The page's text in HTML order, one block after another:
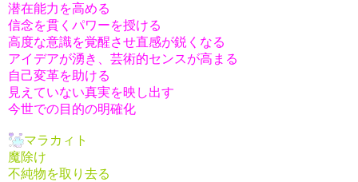
潜在能力を高める
信念を貫くパワーを授ける
高度な意識を覚醒させ直感が鋭くなる
アイデアが湧き、芸術的センスが高まる
自己変革を助ける
見えていない真実を映し出す
今世での目的の明確化
マラカィト
魔除け
不純物を取り去る